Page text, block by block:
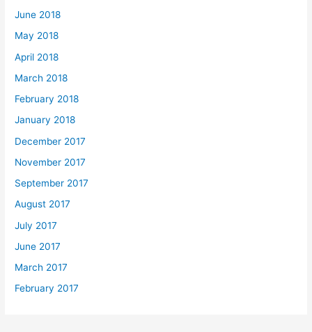
June 2018
May 2018
April 2018
March 2018
February 2018
January 2018
December 2017
November 2017
September 2017
August 2017
July 2017
June 2017
March 2017
February 2017